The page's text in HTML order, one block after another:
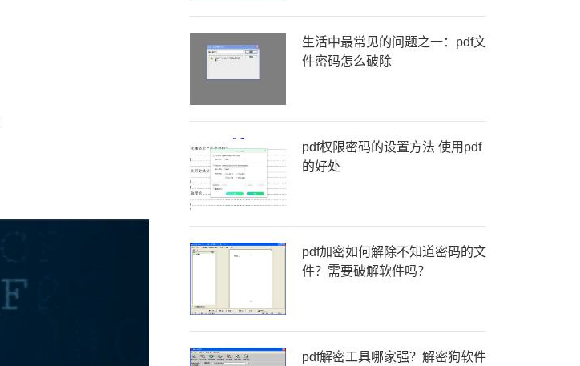
生活中最常见的问题之一：pdf文
件密码怎么破除
pdf权限密码的设置方法 使用pdf
的好处
pdf加密如何解除不知道密码的文
件？需要破解软件吗？
pdf解密工具哪家强？解密狗软件